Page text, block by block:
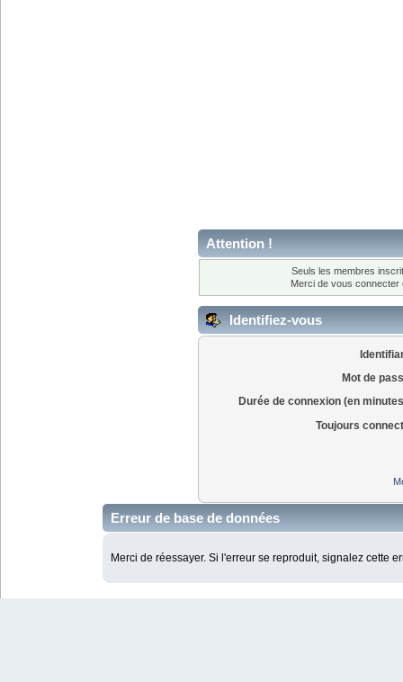
Attention !
Seuls les membres
Merci de vous
Identifiez-vous
Mot de
Durée de connexion (en
Toujours
Erreur de base de données
Merci de réessayer. Si l'erreur se reproduit, signalez cette